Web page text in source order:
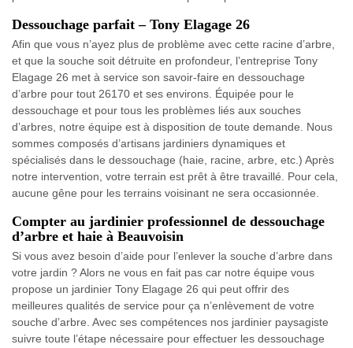
Dessouchage parfait – Tony Elagage 26
Afin que vous n’ayez plus de problème avec cette racine d’arbre,
et que la souche soit détruite en profondeur, l’entreprise Tony
Elagage 26 met à service son savoir-faire en dessouchage
d’arbre pour tout 26170 et ses environs. Équipée pour le
dessouchage et pour tous les problèmes liés aux souches
d’arbres, notre équipe est à disposition de toute demande. Nous
sommes composés d’artisans jardiniers dynamiques et
spécialisés dans le dessouchage (haie, racine, arbre, etc.) Après
notre intervention, votre terrain est prêt à être travaillé. Pour cela,
aucune gêne pour les terrains voisinant ne sera occasionnée.
Compter au jardinier professionnel de dessouchage
d’arbre et haie à Beauvoisin
Si vous avez besoin d’aide pour l’enlever la souche d’arbre dans
votre jardin ? Alors ne vous en fait pas car notre équipe vous
propose un jardinier Tony Elagage 26 qui peut offrir des
meilleures qualités de service pour ça n’enlèvement de votre
souche d’arbre. Avec ses compétences nos jardinier paysagiste
suivre toute l’étape nécessaire pour effectuer les dessouchage